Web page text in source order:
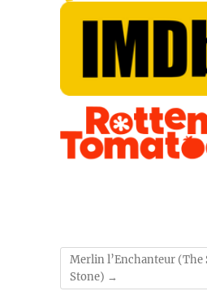
Merlin l’Enchanteur (The
Stone) →